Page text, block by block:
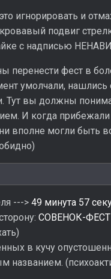
игнорировать и
подвиг
с надписью
фест в
умолчали,
Тут вы должны
И когда
вполне могли быть
---> 49 минута 57
СОВЕНОК-ФЕСТ
в кучу
названием.